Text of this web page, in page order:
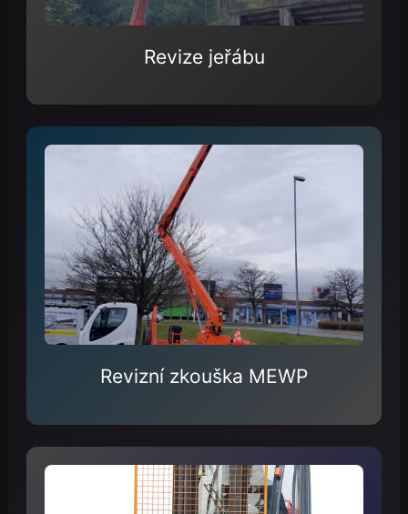
Revize jeřábu
Revizní zkouška MEWP